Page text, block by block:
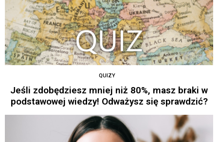
QUIZY
Jeśli zdobędziesz mniej niż 80%, masz braki w
podstawowej wiedzy! Odważysz się sprawdzić?